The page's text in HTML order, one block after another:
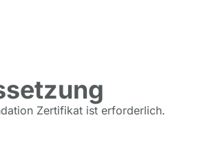
Zertifikat ist erforderlich.